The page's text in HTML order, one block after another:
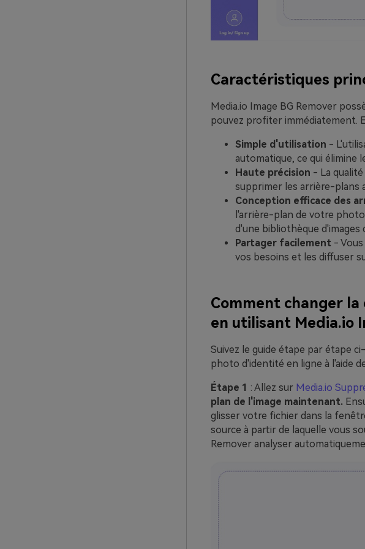
Caractéristiques
Media.io Image BG Remover
pouvez profiter immédiatement.
Simple d'utilisation -
automatique, ce qui élimine
Haute précision - La
supprimer les arrière-plans
Conception efficace des
l'arrière-plan de votre
d'une bibliothèque d'images
Partager facilement -
vos besoins et les diffuser
Comment changer
en utilisant Media.io
Suivez le guide étape par étape
photo d'identité en ligne à l'aide
Étape 1 : Allez sur Media.io
plan de l'image maintenant.
glisser votre fichier dans la
source à partir de laquelle vous
Remover analyser